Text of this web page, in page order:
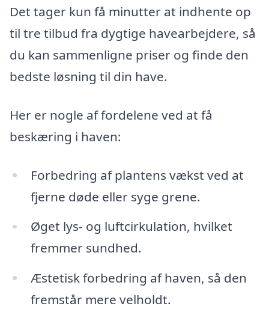
Det tager kun få minutter at indhente op
til tre tilbud fra dygtige havearbejdere, så
du kan sammenligne priser og finde den
bedste løsning til din have.
Her er nogle af fordelene ved at få
beskæring i haven:
Forbedring af plantens vækst ved at
fjerne døde eller syge grene.
Øget lys- og luftcirkulation, hvilket
fremmer sundhed.
Æstetisk forbedring af haven, så den
fremstår mere velholdt.